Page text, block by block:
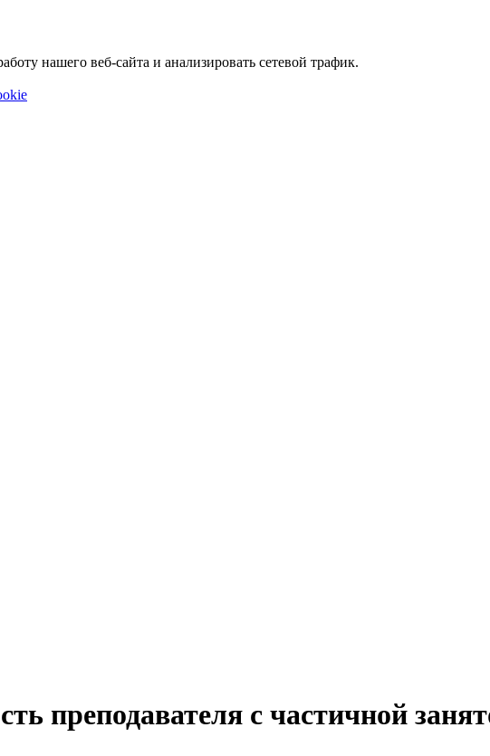
нашего веб-сайта и анализировать сетевой трафик.
преподавателя с частичной